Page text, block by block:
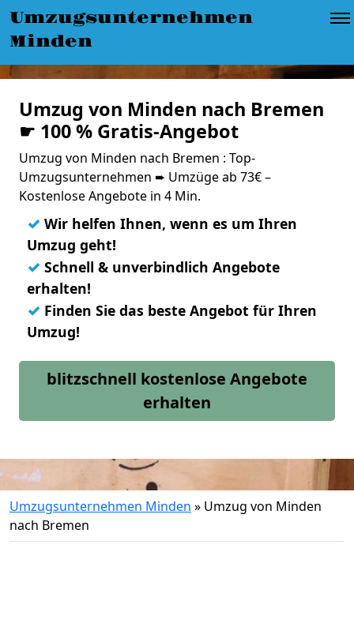
Umzugsunternehmen
Minden
Umzug von Minden nach Bremen
☛ 100 % Gratis-Angebot
Umzug von Minden nach Bremen : Top-
Umzugsunternehmen ➨ Umzüge ab 73€ –
Kostenlose Angebote in 4 Min.
✓ Wir helfen Ihnen, wenn es um Ihren
Umzug geht!
✓ Schnell & unverbindlich Angebote
erhalten!
✓ Finden Sie das beste Angebot für Ihren
Umzug!
blitzschnell kostenlose Angebote
erhalten
Umzugsunternehmen Minden » Umzug von Minden
nach Bremen